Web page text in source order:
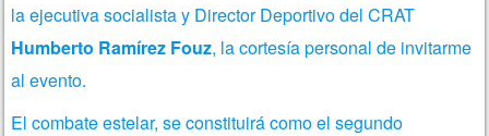
la ejecutiva socialista y Director Deportivo del CRAT
Humberto Ramírez Fouz, la cortesía personal de invitarme
al evento.
El combate estelar, se constituirá como el segundo